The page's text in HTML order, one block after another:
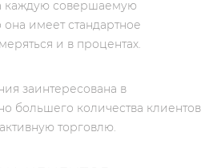
каждую совершаемую
имеет стандартное
и в процентах.
заинтересована в
большего количества клиентов
торговлю.